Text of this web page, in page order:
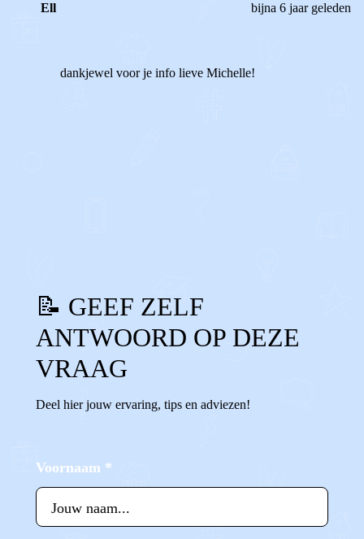
Ell bijna 6 jaar geleden
dankjewel voor je info lieve Michelle!
📝 GEEF ZELF
ANTWOORD OP DEZE
VRAAG
Deel hier jouw ervaring, tips en adviezen!
Voornaam *